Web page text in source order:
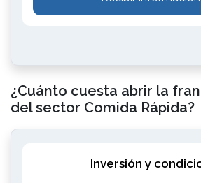
¿Cuánto cuesta abrir la
del sector Comida Rápida?
Inversión y